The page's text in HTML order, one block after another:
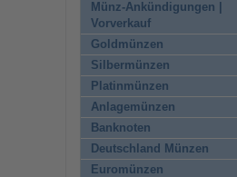
Münz-Ankündigungen |
Vorverkauf
Goldmünzen
Silbermünzen
Platinmünzen
Anlagemünzen
Banknoten
Deutschland Münzen
Euromünzen